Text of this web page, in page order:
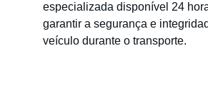
especializada disponível 24
garantir a segurança e
veículo durante o transporte.